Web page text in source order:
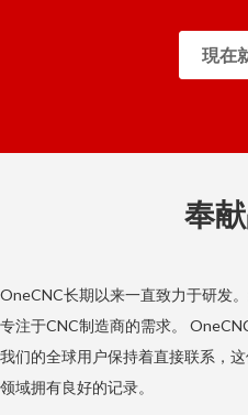
現在
奉
OneCNC长期以来一直致力于研发
专注于CNC制造商的需求。
我们的全球用户保持着直接联系，
领域拥有良好的记录。